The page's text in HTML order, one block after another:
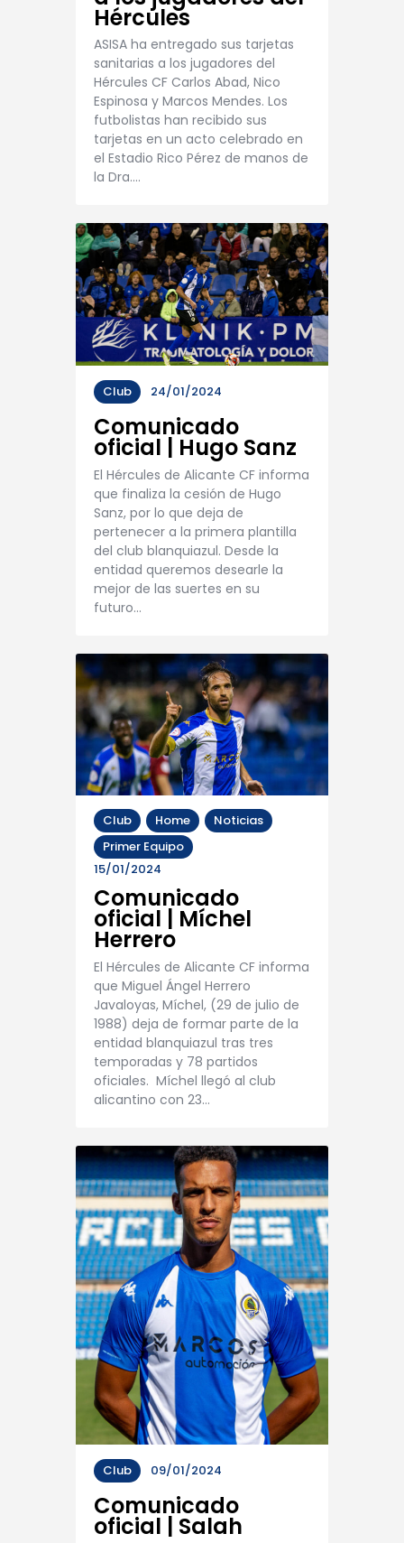
Hércules
ASISA ha entregado sus tarjetas
sanitarias a los jugadores del
Hércules CF Carlos Abad, Nico
Espinosa y Marcos Mendes. Los
futbolistas han recibido sus
tarjetas en un acto celebrado en
el Estadio Rico Pérez de manos de
la Dra.…
Club 24/01/2024
Comunicado
oficial | Hugo Sanz
El Hércules de Alicante CF informa
que finaliza la cesión de Hugo
Sanz, por lo que deja de
pertenecer a la primera plantilla
del club blanquiazul. Desde la
entidad queremos desearle la
mejor de las suertes en su
futuro…
Club Home
Noticias
Primer Equipo
15/01/2024
Comunicado
oficial | Míchel
Herrero
El Hércules de Alicante CF informa
que Miguel Ángel Herrero
Javaloyas, Míchel, (29 de julio de
1988) deja de formar parte de la
entidad blanquiazul tras tres
temporadas y 78 partidos
oficiales. Míchel llegó al club
alicantino con 23…
Club 09/01/2024
Comunicado
oficial | Salah